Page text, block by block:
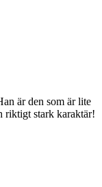
är den som är lite
riktigt stark karaktär!